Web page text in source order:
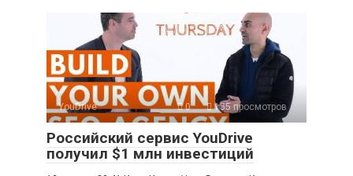
YouDrive 0 155 просмотров
Российский сервис YouDrive
получил $1 млн инвестиций